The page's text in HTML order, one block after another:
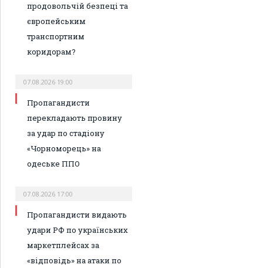
продовольчій безпеці та
європейським
транспортним
коридорам?
07.08.2026 19:00
Пропагандисти
перекладають провину
за удар по стадіону
«Чорноморець» на
одеське ППО
07.08.2026 17:00
Пропагандисти видають
удари РФ по українських
маркетплейсах за
«відповідь» на атаки по